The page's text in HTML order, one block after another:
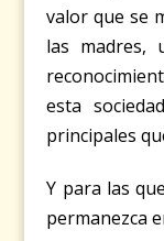
valor que se
las madres,
esta
principales
Y para las
permanezca